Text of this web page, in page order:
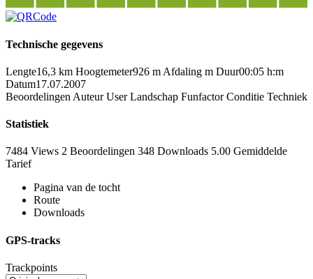
Technische gegevens
Lengte16,3 km Hoogtemeter926 m Afdaling m Duur00:05 h:m
Datum17.07.2007
Beoordelingen Auteur User Landschap Funfactor Conditie Techniek
Statistiek
7484 Views 2 Beoordelingen 348 Downloads 5.00 Gemiddelde
Tarief
Pagina van de tocht
Route
Downloads
GPS-tracks
Trackpoints